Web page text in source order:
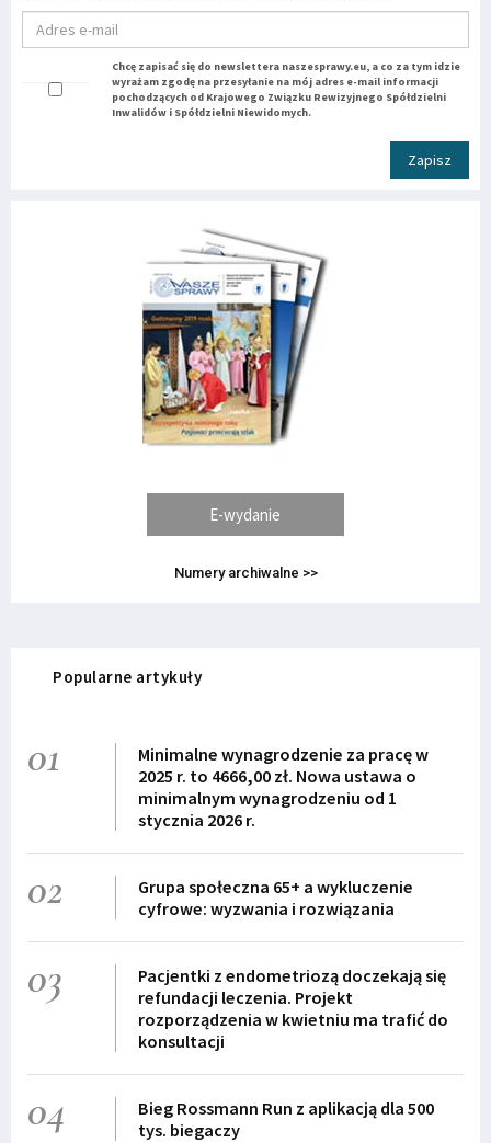
Chcę zapisać się do newslettera naszesprawy.eu, a co za tym idzie
wyrażam zgodę na przesyłanie na mój adres e-mail informacji
pochodzących od Krajowego Związku Rewizyjnego Spółdzielni
Inwalidów i Spółdzielni Niewidomych.
Zapisz
E-wydanie
Numery archiwalne >>
Popularne artykuły
01
Minimalne wynagrodzenie za pracę w
2025 r. to 4666,00 zł. Nowa ustawa o
minimalnym wynagrodzeniu od 1
stycznia 2026 r.
02
Grupa społeczna 65+ a wykluczenie
cyfrowe: wyzwania i rozwiązania
03
Pacjentki z endometriozą doczekają się
refundacji leczenia. Projekt
rozporządzenia w kwietniu ma trafić do
konsultacji
04
Bieg Rossmann Run z aplikacją dla 500
tys. biegaczy